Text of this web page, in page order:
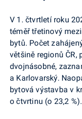
V 1. čtvrtletí roku
téměř třetinový
bytů. Počet
většině regionů ČR,
dvojnásobné,
a Karlovarský.
bytová výstavba v
o čtvrtinu (o 23,2 %).